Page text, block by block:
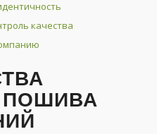
качества
ПОШИВА